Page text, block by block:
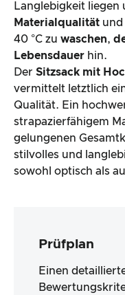
Langlebigkeit liegen
Materialqualität und
40 °C zu waschen,
Lebensdauer hin.
Der Sitzsack mit
vermittelt letztlich
Qualität. Ein
strapazierfähigem
gelungenen
stilvolles und
sowohl optisch als
Prüfplan
Einen